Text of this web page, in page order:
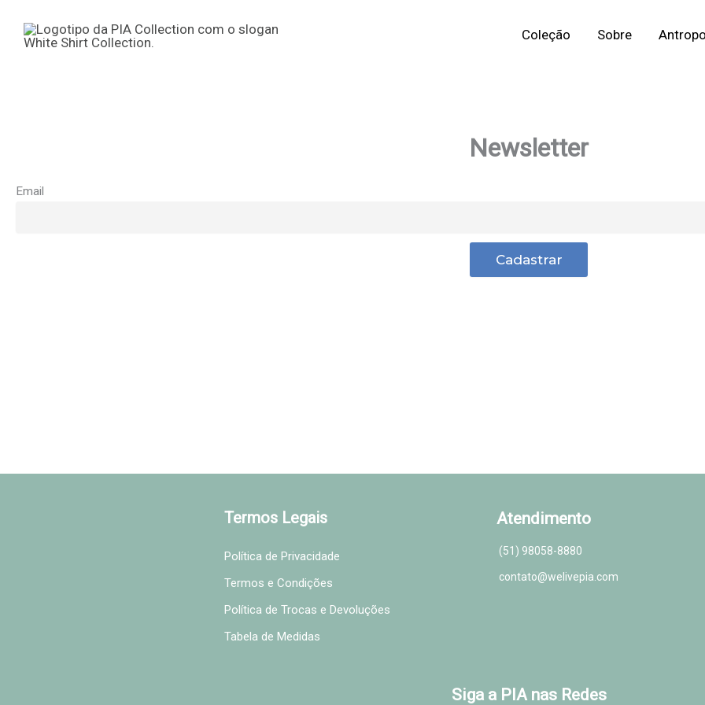
para
Coleção Sobre
Newsletter
Email
Termos Legais
Política de Privacidade
Termos e Condições
Política de Trocas e Devoluções
Tabela de Medidas
Atendimento
(51) 98058-8880
contato@welivepia.com
Siga a PIA nas Redes
Instagram
Facebook